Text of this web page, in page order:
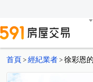
首頁 > 經紀業者 > 徐彩恩